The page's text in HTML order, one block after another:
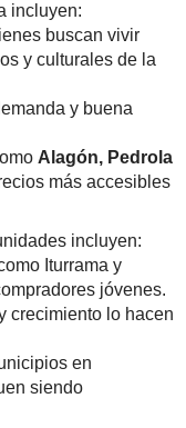
incluyen:
buscan vivir
y culturales de la
y buena
Alagón, Pedrola
más accesibles
incluyen:
Iturrama y
jóvenes.
crecimiento lo hacen
en
siendo